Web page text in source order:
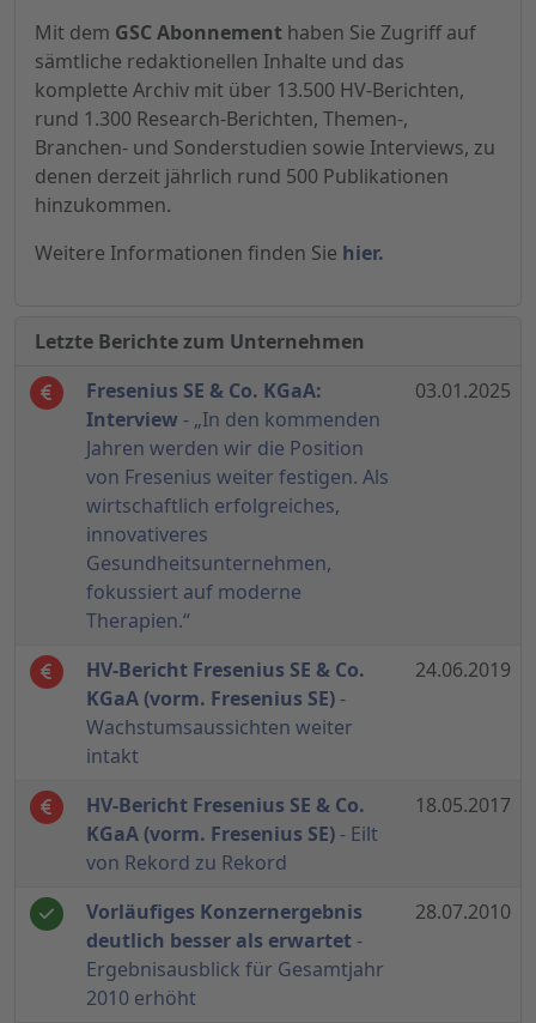
Mit dem GSC Abonnement haben Sie Zugriff auf
sämtliche redaktionellen Inhalte und das
komplette Archiv mit über 13.500 HV-Berichten,
rund 1.300 Research-Berichten, Themen-,
Branchen- und Sonderstudien sowie Interviews, zu
denen derzeit jährlich rund 500 Publikationen
hinzukommen.
Weitere Informationen finden Sie hier.
Letzte Berichte zum Unternehmen
Fresenius SE & Co. KGaA:
Interview - „In den kommenden
Jahren werden wir die Position
von Fresenius weiter festigen. Als
wirtschaftlich erfolgreiches,
innovativeres
Gesundheitsunternehmen,
fokussiert auf moderne
Therapien.“
03.01.2025
HV-Bericht Fresenius SE & Co.
KGaA (vorm. Fresenius SE)-
Wachstumsaussichten weiter
intakt
24.06.2019
HV-Bericht Fresenius SE & Co.
KGaA (vorm. Fresenius SE) - Eilt
von Rekord zu Rekord
18.05.2017
Vorläufiges Konzernergebnis
deutlich besser als erwartet-
Ergebnisausblick für Gesamtjahr
2010 erhöht
28.07.2010